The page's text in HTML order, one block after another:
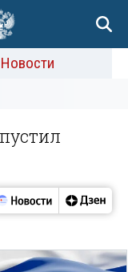
Новости